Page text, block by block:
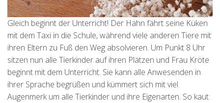
Gleich beginnt der Unterricht! Der Hahn fährt seine Küken
mit dem Taxi in die Schule, während viele anderen Tiere mit
ihren Eltern zu Fuß den Weg absolvieren. Um Punkt 8 Uhr
sitzen nun alle Tierkinder auf ihren Plätzen und Frau Kröte
beginnt mit dem Unterricht. Sie kann alle Anwesenden in
ihrer Sprache begrüßen und kümmert sich mit viel
Augenmerk um alle Tierkinder und ihre Eigenarten. So kaut